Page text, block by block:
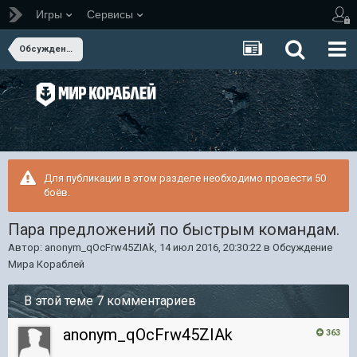
Игры Сервисы
Обсуждение Мира Кораблей
Для публикации в этом разделе необходимо провести 50
боёв.
Пара предложений по быстрым командам.
Автор: anonym_qOcFrw45ZIAk, 14 июл 2016, 20:30:22 в Обсуждение
Мира Кораблей
В этой теме 7 комментариев
363
anonym_qOcFrw45ZIAk